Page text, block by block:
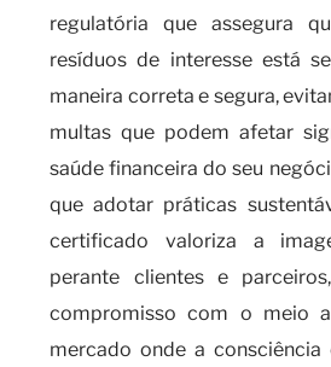
regulatória que assegura
resíduos de interesse está
maneira correta e segura,
multas que podem afetar
saúde financeira do seu
que adotar práticas
certificado valoriza a
perante clientes e
compromisso com o meio
mercado onde a